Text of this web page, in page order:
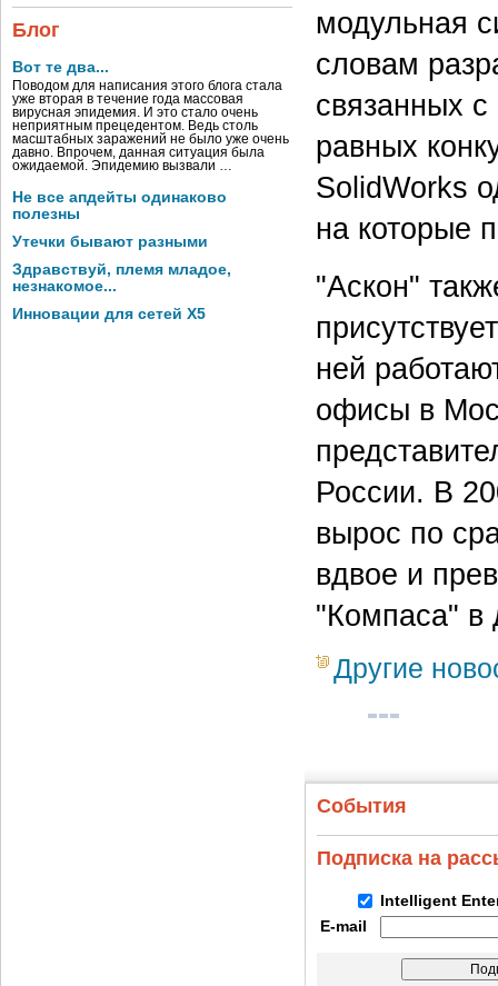
Блог
Вот те два...
Поводом для написания этого блога стала
уже вторая в течение года массовая
вирусная эпидемия. И это стало очень
неприятным прецедентом. Ведь столь
масштабных заражений не было уже очень
давно. Впрочем, данная ситуация была
ожидаемой. Эпидемию вызвали …
Не все апдейты одинаково
полезны
Утечки бывают разными
Здравствуй, племя младое,
незнакомое...
Инновации для сетей X5
модульная
словам
связанных
равных
SolidWorks
на которые
"Аскон"
ней
офисы в
России. В
вырос по
вдвое и
"Компаса" в
Другие
События
Подписка на
Intelligent
E-mail